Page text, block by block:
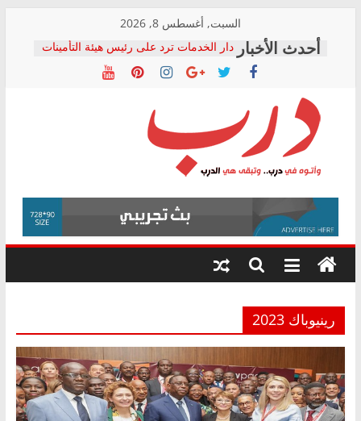
content
السبت, أغسطس 8, 2026
دار الخدمات ترد على رئيس هيئة التأمينات
بعد مؤتمره الصحفي: إنكار الأزمة لا ينهي
معاناة أصحاب المعاشات.. ونطالب بكشف
فرحات سليمان يكتب: القطاع الصحي إلى
أين؟
حزب التحالف الشعبي يطلق لجنة “الحق
في الصحة” بالإسكندرية لرصد الانتهاكات
ودعم المرضى
الوزاري لمدينة الصحفيين.. وانتهاء أعمال
إنشاء المبنى الإداري
المجلس القومي لحقوق الإنسان يعلن
متابعة قضية الدكتور محمد زهران.. ويؤكد:
قرينة البراءة وضمانات المحاكمة العادلة
درب
وأتوه
درب..
وتبقى
هي
رينيوباك 2023